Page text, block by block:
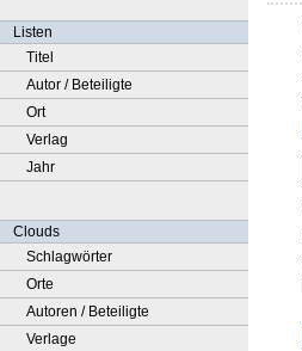
Listen
Titel
Autor / Beteiligte
Ort
Verlag
Jahr
Clouds
Schlagwörter
Orte
Autoren / Beteiligte
Verlage